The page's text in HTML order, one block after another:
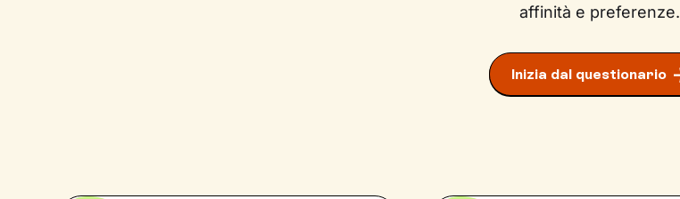
affinità e preferenze.
Inizia dal questionario